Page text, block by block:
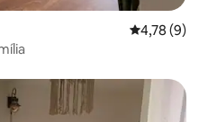
4,78 de
4,78 (9)